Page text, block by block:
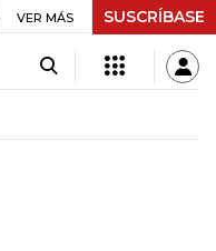
UVR $ 416,96 +$ 0,05 +0,01%
VER MÁS SUSCRÍBASE